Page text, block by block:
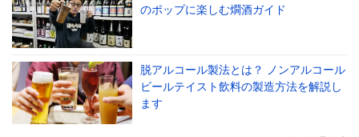
のポップに楽しむ燗酒ガイド
脱アルコール製法とは？ ノンアルコール
ビールテイスト飲料の製造方法を解説し
ます